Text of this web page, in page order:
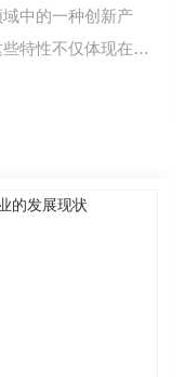
中的一种创新产
特性不仅体现在其